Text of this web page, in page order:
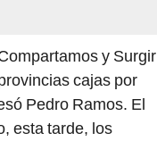
y Surgir
cajas por
Pedro Ramos. El
esta tarde, los